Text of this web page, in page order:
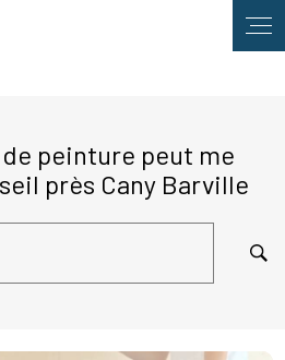
de peinture peut me
près Cany Barville